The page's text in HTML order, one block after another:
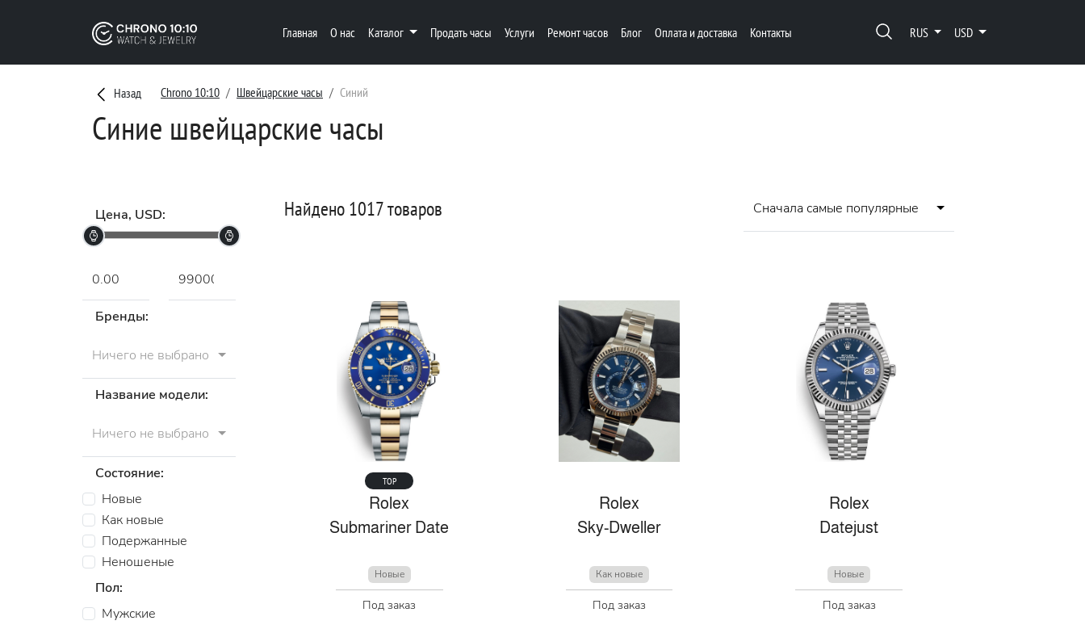
Главная О нас Каталог Продать часы Услуги Ремонт часов Блог Оплата и доставка Контакты RUS USD
Назад Chrono 10:10 Швейцарские часы Синий
Синие швейцарские часы
Цена, USD:
Бренды:
Ничего не выбрано
Название модели:
Ничего не выбрано
Состояние:
Новые
Как новые
Подержанные
Неношеные
Пол:
Мужские
Найдено 1017 товаров Сначала самые популярные
TOP
Rolex
Submariner Date
Новые
Под заказ
Rolex
Sky-Dweller
Как новые
Под заказ
Rolex
Datejust
Новые
Под заказ